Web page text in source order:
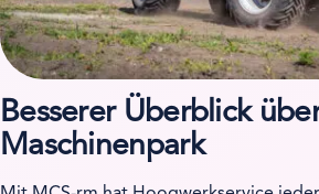
Besserer Überblick
Maschinenpark